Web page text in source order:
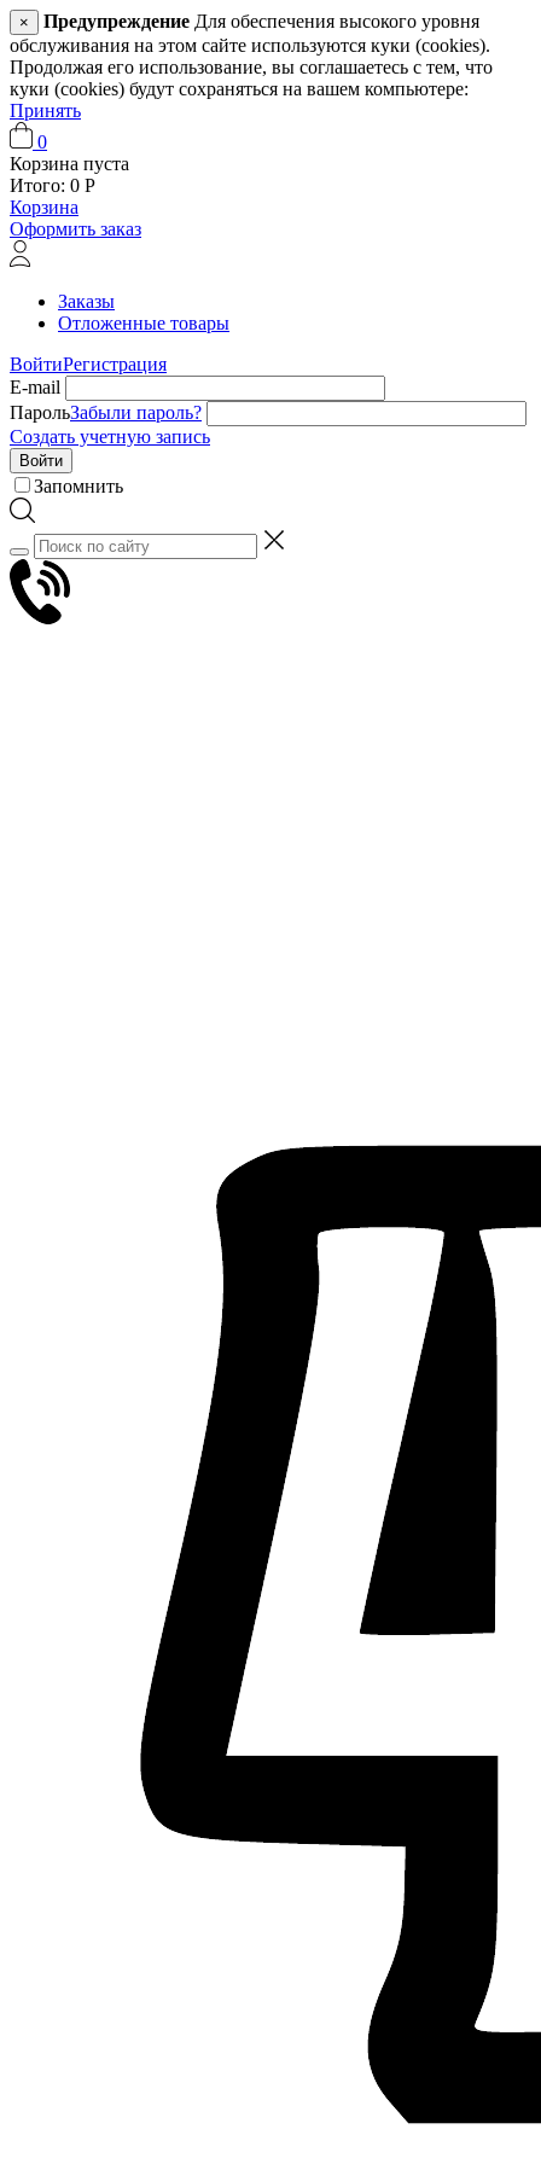
× Предупреждение Для обеспечения высокого уровня
обслуживания на этом сайте используются куки (cookies).
Продолжая его использование, вы соглашаетесь с тем, что
куки (cookies) будут сохраняться на вашем компьютере:
Принять
0
Корзина пуста
Итого: 0 Р
Корзина
Оформить заказ
Заказы
Отложенные товары
ВойтиРегистрация
E-mail
ПарольЗабыли пароль?
Создать учетную запись
Войти
Запомнить